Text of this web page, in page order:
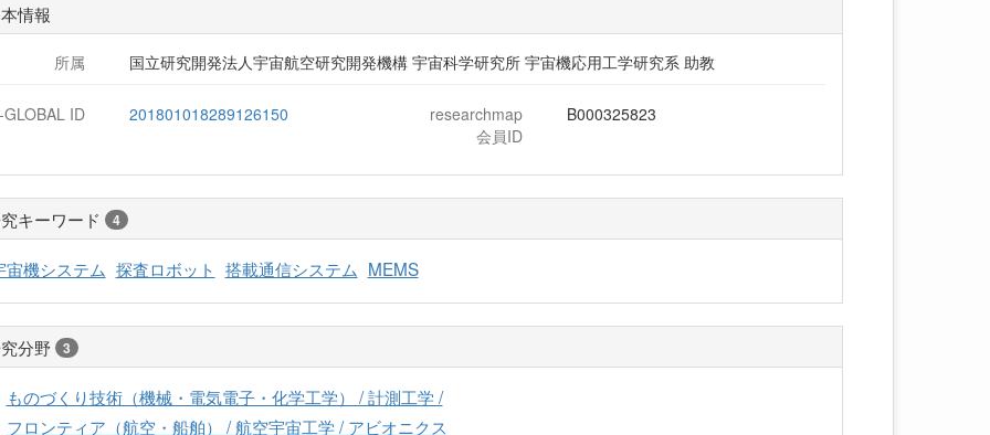
情報
所属 国立研究開発法人宇宙航空研究開発機構 宇宙科学研究所 宇宙機応用工学研究系 助教
GLOBAL ID 201801018289126150
researchmap
会員ID
B000325823
キーワード 4
宙機システム 探査ロボット 搭載通信システム MEMS
分野 3
ものづくり技術（機械・電気電子・化学工学） / 計測工学 /
フロンティア（航空・船舶） / 航空宇宙工学 / アビオニクス